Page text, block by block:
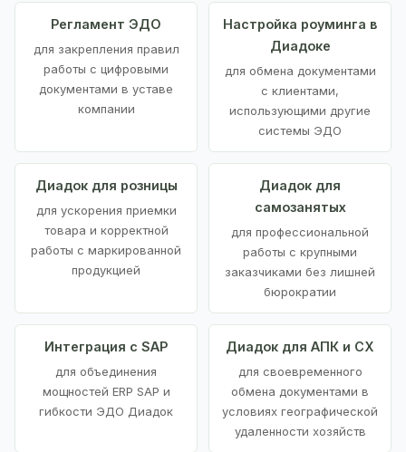
Регламент ЭДО
для закрепления правил
работы с цифровыми
документами в уставе
компании
Настройка роуминга в
Диадоке
для обмена документами
с клиентами,
использующими другие
системы ЭДО
Диадок для розницы
для ускорения приемки
товара и корректной
работы с маркированной
продукцией
Диадок для
самозанятых
для профессиональной
работы с крупными
заказчиками без лишней
бюрократии
Интеграция с SAP
для объединения
мощностей ERP SAP и
гибкости ЭДО Диадок
Диадок для АПК и СХ
для своевременного
обмена документами в
условиях географической
удаленности хозяйств